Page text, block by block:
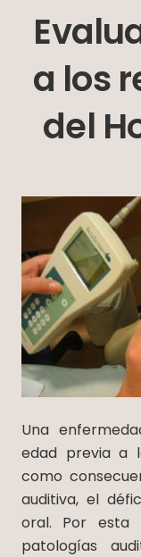
a los
del
Una
edad previa a
como
auditiva, el
oral. Por esta
patologías